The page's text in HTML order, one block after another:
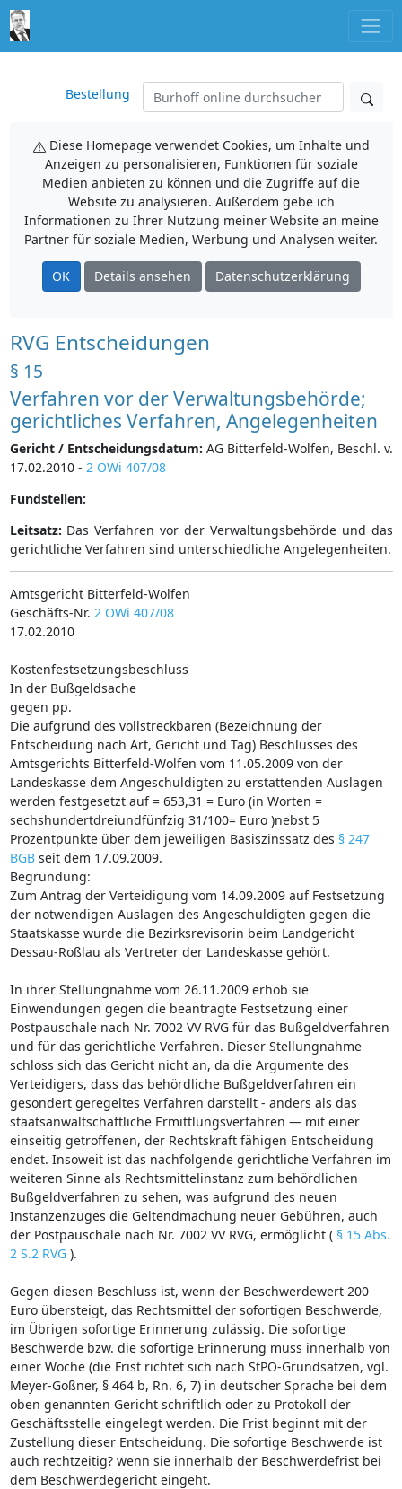
Bestellung
Diese Homepage verwendet Cookies, um Inhalte und
Anzeigen zu personalisieren, Funktionen für soziale
Medien anbieten zu können und die Zugriffe auf die
Website zu analysieren. Außerdem gebe ich
Informationen zu Ihrer Nutzung meiner Website an meine
Partner für soziale Medien, Werbung und Analysen weiter.
OK Details ansehen Datenschutzerklärung
RVG Entscheidungen
§ 15
Verfahren vor der Verwaltungsbehörde;
gerichtliches Verfahren, Angelegenheiten
Gericht / Entscheidungsdatum: AG Bitterfeld-Wolfen, Beschl. v.
17.02.2010 - 2 OWi 407/08
Fundstellen:
Leitsatz: Das Verfahren vor der Verwaltungsbehörde und das
gerichtliche Verfahren sind unterschiedliche Angelegenheiten.
Amtsgericht Bitterfeld-Wolfen
Geschäfts-Nr. 2 OWi 407/08
17.02.2010
Kostenfestsetzungsbeschluss
In der Bußgeldsache
gegen pp.
Die aufgrund des vollstreckbaren (Bezeichnung der
Entscheidung nach Art, Gericht und Tag) Beschlusses des
Amtsgerichts Bitterfeld-Wolfen vom 11.05.2009 von der
Landeskasse dem Angeschuldigten zu erstattenden Auslagen
werden festgesetzt auf = 653,31 = Euro (in Worten =
sechshundertdreiundfünfzig 31/100= Euro )nebst 5
Prozentpunkte über dem jeweiligen Basiszinssatz des § 247
BGBseit dem 17.09.2009.
Begründung:
Zum Antrag der Verteidigung vom 14.09.2009 auf Festsetzung
der notwendigen Auslagen des Angeschuldigten gegen die
Staatskasse wurde die Bezirksrevisorin beim Landgericht
Dessau-Roßlau als Vertreter der Landeskasse gehört.
In ihrer Stellungnahme vom 26.11.2009 erhob sie
Einwendungen gegen die beantragte Festsetzung einer
Postpauschale nach Nr. 7002 VV RVG für das Bußgeldverfahren
und für das gerichtliche Verfahren. Dieser Stellungnahme
schloss sich das Gericht nicht an, da die Argumente des
Verteidigers, dass das behördliche Bußgeldverfahren ein
gesondert geregeltes Verfahren darstellt - anders als das
staatsanwaltschaftliche Ermittlungsverfahren — mit einer
einseitig getroffenen, der Rechtskraft fähigen Entscheidung
endet. Insoweit ist das nachfolgende gerichtliche Verfahren im
weiteren Sinne als Rechtsmittelinstanz zum behördlichen
Bußgeldverfahren zu sehen, was aufgrund des neuen
Instanzenzuges die Geltendmachung neuer Gebühren, auch
der Postpauschale nach Nr. 7002 VV RVG, ermöglicht ( § 15 Abs.
2 S.2 RVG).
Gegen diesen Beschluss ist, wenn der Beschwerdewert 200
Euro übersteigt, das Rechtsmittel der sofortigen Beschwerde,
im Übrigen sofortige Erinnerung zulässig. Die sofortige
Beschwerde bzw. die sofortige Erinnerung muss innerhalb von
einer Woche (die Frist richtet sich nach StPO-Grundsätzen, vgl.
Meyer-Goßner, § 464 b, Rn. 6, 7) in deutscher Sprache bei dem
oben genannten Gericht schriftlich oder zu Protokoll der
Geschäftsstelle eingelegt werden. Die Frist beginnt mit der
Zustellung dieser Entscheidung. Die sofortige Beschwerde ist
auch rechtzeitig? wenn sie innerhalb der Beschwerdefrist bei
dem Beschwerdegericht eingeht.